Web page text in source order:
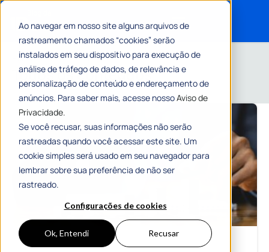
Ao navegar em nosso site alguns arquivos de
rastreamento chamados “cookies” serão
instalados em seu dispositivo para execução de
análise de tráfego de dados, de relevância e
personalização de conteúdo e endereçamento de
anúncios. Para saber mais, acesse nossoAviso de
Privacidade.
Se você recusar, suas informações não serão
rastreadas quando você acessar este site. Um
cookie simples será usado em seu navegador para
lembrar sobre sua preferência de não ser
rastreado.
Configurações de cookies
Ok, Entendi Recusar
Home»Todos os Artigos
Todos os conteúdos